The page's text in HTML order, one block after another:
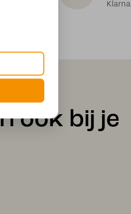
Klarna
ook bij je